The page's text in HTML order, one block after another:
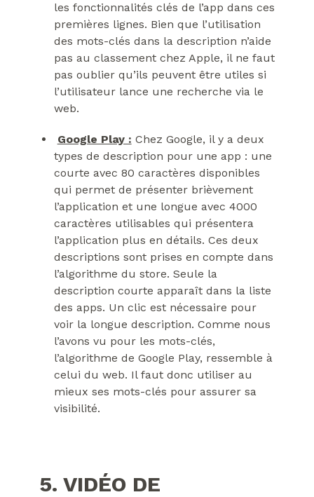
les fonctionnalités clés de l’app dans ces
premières lignes. Bien que l’utilisation
des mots-clés dans la description n’aide
pas au classement chez Apple, il ne faut
pas oublier qu’ils peuvent être utiles si
l’utilisateur lance une recherche via le
web.
Google Play : Chez Google, il y a deux
types de description pour une app : une
courte avec 80 caractères disponibles
qui permet de présenter brièvement
l’application et une longue avec 4000
caractères utilisables qui présentera
l’application plus en détails. Ces deux
descriptions sont prises en compte dans
l’algorithme du store. Seule la
description courte apparaît dans la liste
des apps. Un clic est nécessaire pour
voir la longue description. Comme nous
l’avons vu pour les mots-clés,
l’algorithme de Google Play, ressemble à
celui du web. Il faut donc utiliser au
mieux ses mots-clés pour assurer sa
visibilité.
5. VIDÉO DE